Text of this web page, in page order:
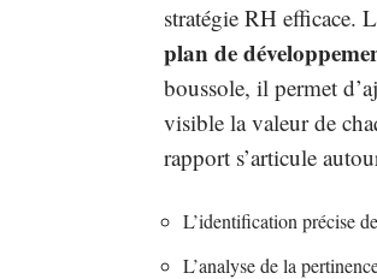
stratégie RH efficace.
plan de
boussole, il permet
visible la valeur de
rapport s’articule
L’identification précise
L’analyse de la